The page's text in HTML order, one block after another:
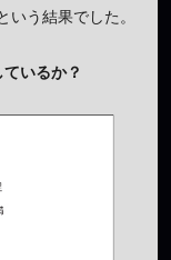
いう結果でした。
いるか？